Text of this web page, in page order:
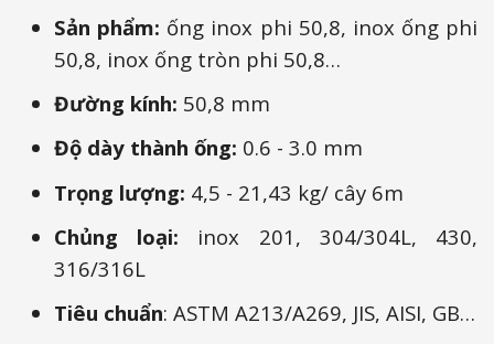
Sản phẩm: ống inox phi 50,8, inox ống phi
50,8, inox ống tròn phi 50,8…
Đường kính: 50,8 mm
Độ dày thành ống: 0.6 - 3.0 mm
Trọng lượng: 4,5 - 21,43 kg/ cây 6m
Chủng loại: inox 201, 304/304L, 430,
316/316L
Tiêu chuẩn: ASTM A213/A269, JIS, AISI, GB…